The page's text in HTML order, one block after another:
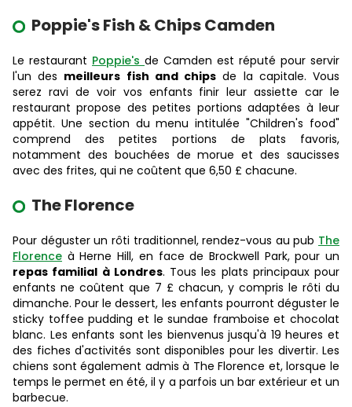
Poppie's Fish & Chips Camden
Le restaurant Poppie's de Camden est réputé pour servir
l'un des meilleurs fish and chips de la capitale. Vous
serez ravi de voir vos enfants finir leur assiette car le
restaurant propose des petites portions adaptées à leur
appétit. Une section du menu intitulée "Children's food"
comprend des petites portions de plats favoris,
notamment des bouchées de morue et des saucisses
avec des frites, qui ne coûtent que 6,50 £ chacune.
The Florence
Pour déguster un rôti traditionnel, rendez-vous au pub The
Florence à Herne Hill, en face de Brockwell Park, pour un
repas familial à Londres. Tous les plats principaux pour
enfants ne coûtent que 7 £ chacun, y compris le rôti du
dimanche. Pour le dessert, les enfants pourront déguster le
sticky toffee pudding et le sundae framboise et chocolat
blanc. Les enfants sont les bienvenus jusqu'à 19 heures et
des fiches d'activités sont disponibles pour les divertir. Les
chiens sont également admis à The Florence et, lorsque le
temps le permet en été, il y a parfois un bar extérieur et un
barbecue.